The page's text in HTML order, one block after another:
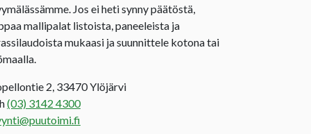
Jos ei heti synny päätöstä,
mallipalat listoista, paneeleista ja
mukaasi ja suunnittele kotona tai
2, 33470 Ylöjärvi
(03) 3142 4300